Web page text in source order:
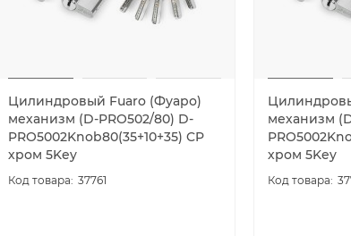
Цилиндровый Fuaro (Фуаро)
механизм (D-PRO502/80) D-
PRO5002Knob80(35+10+35) CP
хром 5Key
37761
механизм
хром 5Key